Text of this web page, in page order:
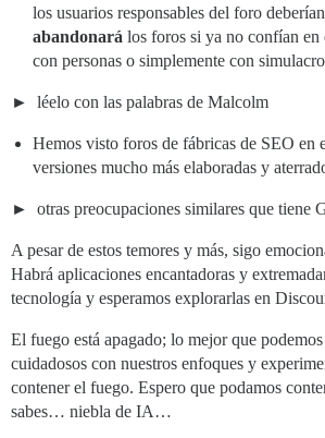
los usuarios responsables del foro
abandonará los foros si ya no confían en
con personas o simplemente con
léelo con las palabras de Malcolm
Hemos visto foros de fábricas de SEO en
versiones mucho más elaboradas y
otras preocupaciones similares que tiene
A pesar de estos temores y más, sigo
Habrá aplicaciones encantadoras y
tecnología y esperamos explorarlas en
El fuego está apagado; lo mejor que
cuidadosos con nuestros enfoques y
contener el fuego. Espero que podamos
sabes… niebla de IA…